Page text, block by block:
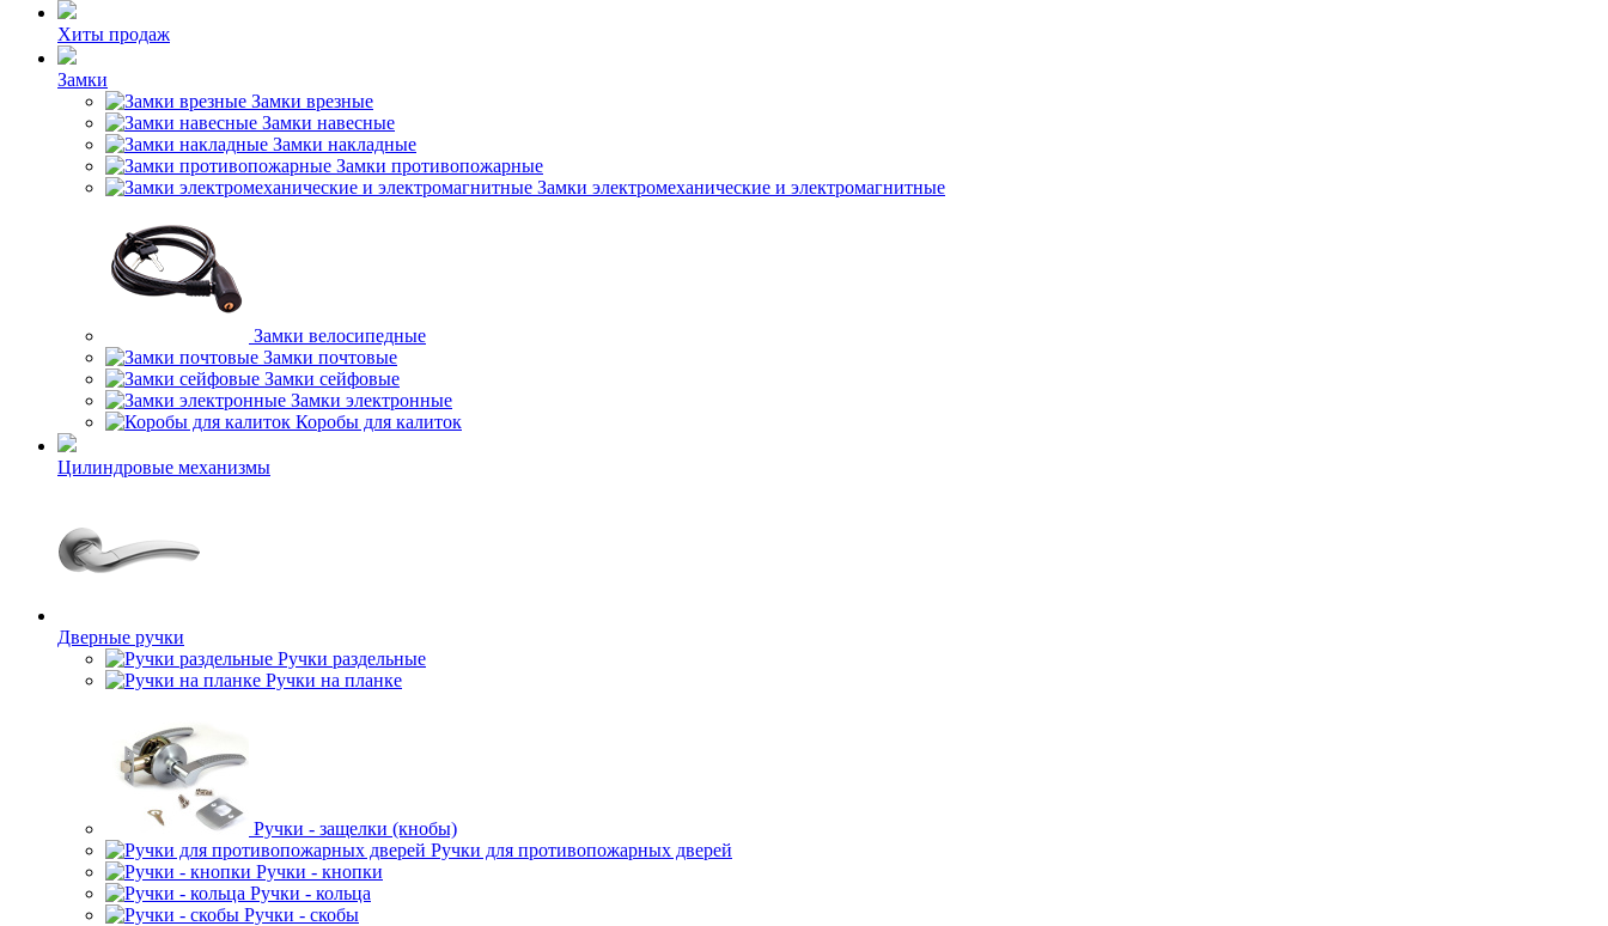
Хиты продаж
Замки
Замки врезные
Замки навесные
Замки накладные
Замки противопожарные
Замки электромеханические и электромагнитные
Замки велосипедные
Замки почтовые
Замки сейфовые
Замки электронные
Коробы для калиток
Цилиндровые механизмы
Дверные ручки
Ручки раздельные
Ручки на планке
Ручки - защелки (кнобы)
Ручки для противопожарных дверей
Ручки - кнопки
Ручки - кольца
Ручки - скобы